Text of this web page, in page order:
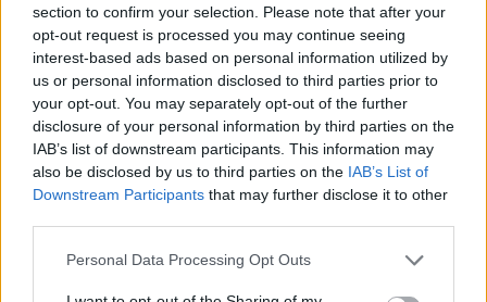
section to confirm your selection. Please note that after your
opt-out request is processed you may continue seeing
interest-based ads based on personal information utilized by
us or personal information disclosed to third parties prior to
your opt-out. You may separately opt-out of the further
disclosure of your personal information by third parties on the
IAB’s list of downstream participants. This information may
also be disclosed by us to third parties on the IAB’s List of
Downstream Participants that may further disclose it to other
Personal Data Processing Opt Outs
Minősítés
Hogyan lehet minősített
kutyabarát helyed?